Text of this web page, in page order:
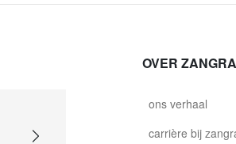
OVER ZANGRA
ons verhaal
carrière bij